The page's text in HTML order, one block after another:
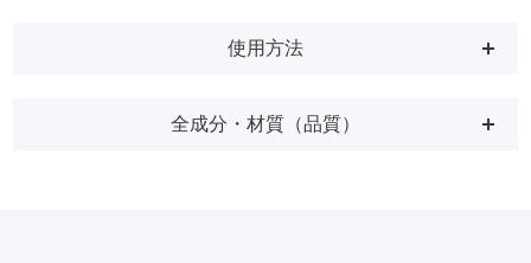
使用方法
全成分・材質（品質）